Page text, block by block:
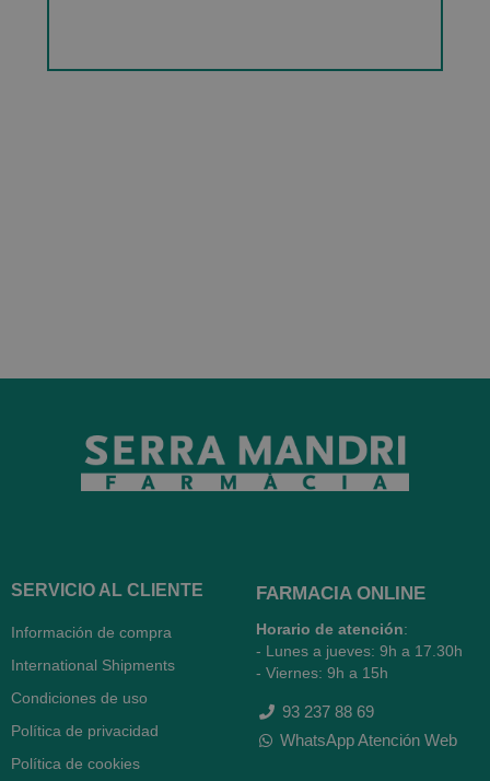
SERVICIO AL CLIENTE
Información de compra
International Shipments
Condiciones de uso
Política de privacidad
Política de cookies
FARMACIA ONLINE
Horario de atención:
- Lunes a jueves: 9h a 17.30h
- Viernes: 9h a 15h
93 237 88 69
WhatsApp Atención Web